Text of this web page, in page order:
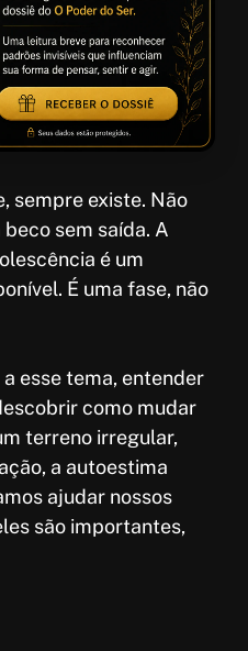
sempre existe. Não
sem saída. A
é um
É uma fase, não
esse tema, entender
como mudar
terreno irregular,
a autoestima
ajudar nossos
são importantes,